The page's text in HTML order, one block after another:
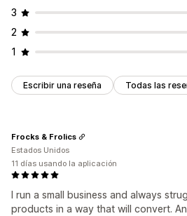
3
2
1
Escribir una reseña Todas las
I run a small business and always
products in a way that will convert.
Frocks & Frolics
Estados Unidos
11 días usando la aplicación